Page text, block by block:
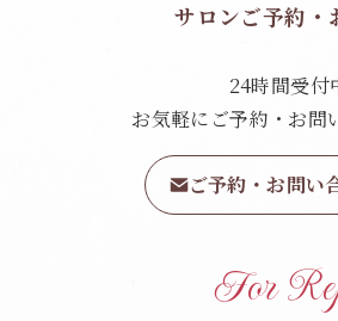
サロンご予約・
24時間受付
お気軽にご予約・お問
ご予約・お問い
For